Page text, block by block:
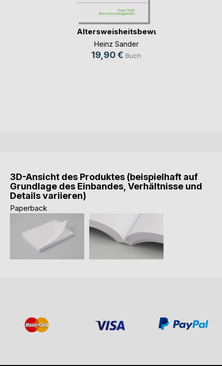
Heinz Sander
19,90 € Buch
3D-Ansicht des Produktes (beispielhaft auf
Grundlage des Einbandes, Verhältnisse und
Details variieren)
Paperback